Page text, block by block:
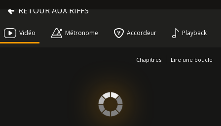
RETOUR AUX RIFFS
Vidéo Métronome Accordeur Playback
Chapitres Lire une boucle